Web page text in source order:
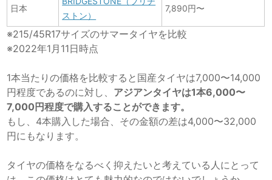
日本
ストン）
7,890円〜
※215/45R17サイズのサマータイヤを比較
※2022年1月11日時点
1本当たりの価格を比較すると国産タイヤは7,000〜14,000
円程度であるのに対し、 アジアンタイヤは1本6,000〜
7,000円程度で購入することができます。
もし、4本購入した場合、その金額の差は4,000〜32,000
円にもなります。
タイヤの価格をなるべく抑えたいと考えている人にとって